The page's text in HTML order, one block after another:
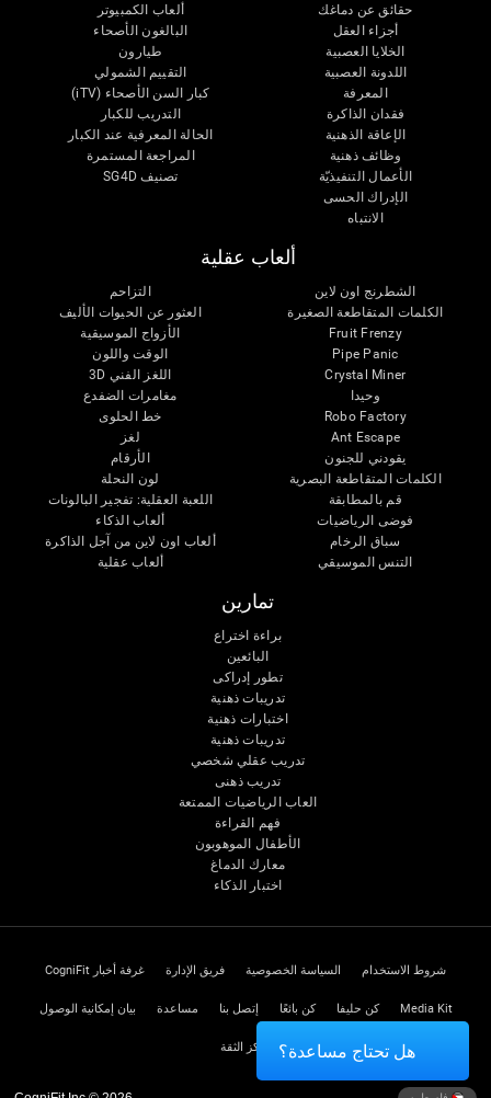
حقائق عن دماغك
أجزاء العقل
الخلايا العصبية
اللدونة العصبية
المعرفة
فقدان الذاكرة
الإعاقة الذهنية
وظائف ذهنية
الأعمال التنفيذيّة
الإدراك الحسى
الانتباه
ألعاب الكمبيوتر
البالغون الأصحاء
طيارون
التقييم الشمولي
كبار السن الأصحاء (iTV)
التدريب للكبار
الحالة المعرفية عند الكبار
المراجعة المستمرة
تصنيف SG4D
ألعاب عقلية
الشطرنج اون لاين
الكلمات المتقاطعة الصغيرة
Fruit Frenzy
Pipe Panic
Crystal Miner
وحيدا
Robo Factory
Ant Escape
يقودني للجنون
الكلمات المتقاطعة البصرية
قم بالمطابقة
فوضى الرياضيات
سباق الرخام
التنس الموسيقي
التزاحم
العثور عن الحيوات الأليف
الأزواج الموسيقية
الوقت واللون
اللغز الفني 3D
مغامرات الضفدع
خط الحلوى
لغز
الأرقام
لون النحلة
اللعبة العقلية: تفجير البالونات
ألعاب الذكاء
ألعاب اون لاين من آجل الذاكرة
ألعاب عقلية
تمارين
براءة اختراع
البائعين
تطور إدراكى
تدريبات ذهنية
اختبارات ذهنية
تدريبات ذهنية
تدريب عقلي شخصي
تدريب ذهنى
العاب الرياضيات الممتعة
فهم القراءة
الأطفال الموهوبون
معارك الدماغ
اختبار الذكاء
شروط الاستخدام السياسة الخصوصية فريق الإدارة غرفة أخبار CogniFit
Media Kit كن حليفا كن بائعًا إتصل بنا مساعدة بيان إمكانية الوصول
مركز الثقة هل تحتاج مساعدة؟